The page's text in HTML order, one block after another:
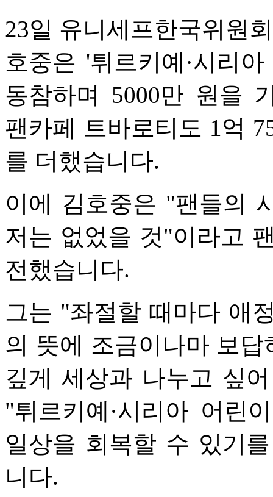
23일 유니세프한국위원
호중은 '튀르키예·시리
동참하며 5000만 원을
팬카페 트바로티도 1억
를 더했습니다.
이에 김호중은 "팬들의
저는 없었을 것"이라고
전했습니다.
그는 "좌절할 때마다 애
의 뜻에 조금이나마 보
깊게 세상과 나누고 싶
"튀르키예·시리아 어린
일상을 회복할 수 있기
니다.